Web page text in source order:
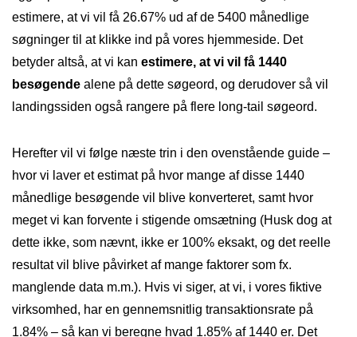
estimere, at vi vil få 26.67% ud af de 5400 månedlige
søgninger til at klikke ind på vores hjemmeside. Det
betyder altså, at vi kan estimere, at vi vil få 1440
besøgende alene på dette søgeord, og derudover så vil
landingssiden også rangere på flere long-tail søgeord.
Herefter vil vi følge næste trin i den ovenstående guide –
hvor vi laver et estimat på hvor mange af disse 1440
månedlige besøgende vil blive konverteret, samt hvor
meget vi kan forvente i stigende omsætning (Husk dog at
dette ikke, som nævnt, ikke er 100% eksakt, og det reelle
resultat vil blive påvirket af mange faktorer som fx.
manglende data m.m.). Hvis vi siger, at vi, i vores fiktive
virksomhed, har en gennemsnitlig transaktionsrate på
1.84% – så kan vi beregne hvad 1.85% af 1440 er. Det